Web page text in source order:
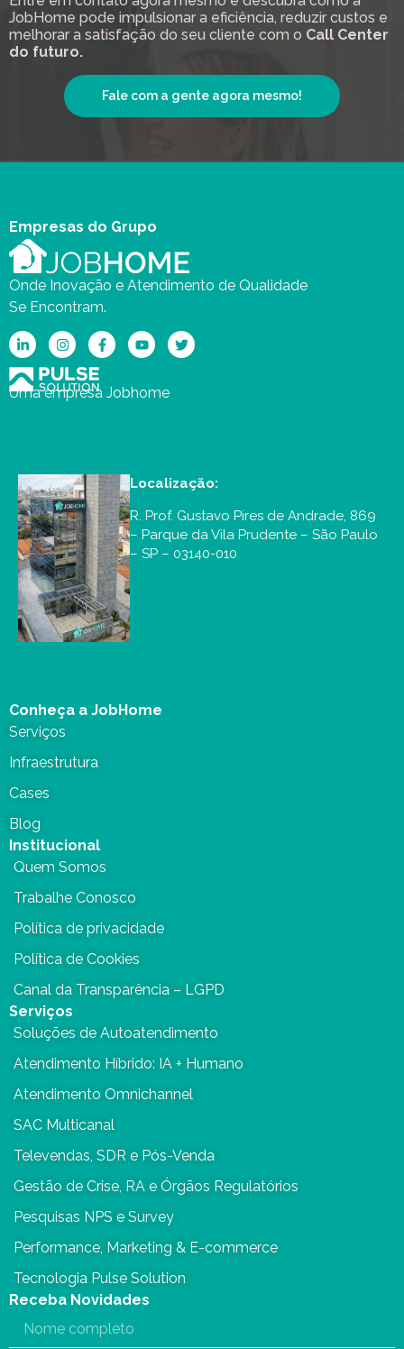
JobHome pode impulsionar a eficiência, reduzir custos e
melhorar a satisfação do seu cliente com o Call Center
do futuro.
Fale com a gente agora mesmo!
Empresas do Grupo
Onde Inovação e Atendimento de Qualidade
Se Encontram.
Uma empresa Jobhome
Localização:
R. Prof. Gustavo Pires de Andrade, 869
– Parque da Vila Prudente – São Paulo
– SP – 03140-010
Conheça a JobHome
Serviços
Infraestrutura
Cases
Blog
Institucional
Quem Somos
Trabalhe Conosco
Política de privacidade
Política de Cookies
Canal da Transparência – LGPD
Serviços
Soluções de Autoatendimento
Atendimento Híbrido: IA + Humano
Atendimento Omnichannel
SAC Multicanal
Televendas, SDR e Pós-Venda
Gestão de Crise, RA e Órgãos Regulatórios
Pesquisas NPS e Survey
Performance, Marketing & E-commerce
Tecnologia Pulse Solution
Receba Novidades